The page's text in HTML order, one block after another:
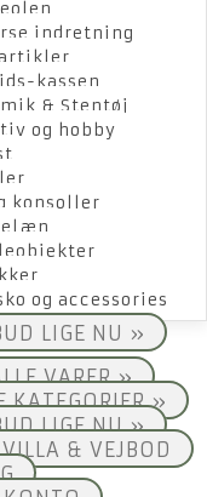
indretning
kassen
& Stentøj
og hobby
konsoller
og accessories
LIGE NU »
VARER »
KATEGORIER »
LIGE NU »
& VEJBOD